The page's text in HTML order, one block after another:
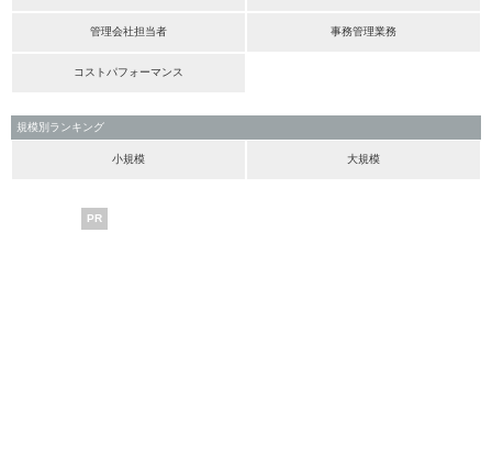
管理会社担当者 事務管理業務
コストパフォーマンス
規模別ランキング
小規模 大規模
PR